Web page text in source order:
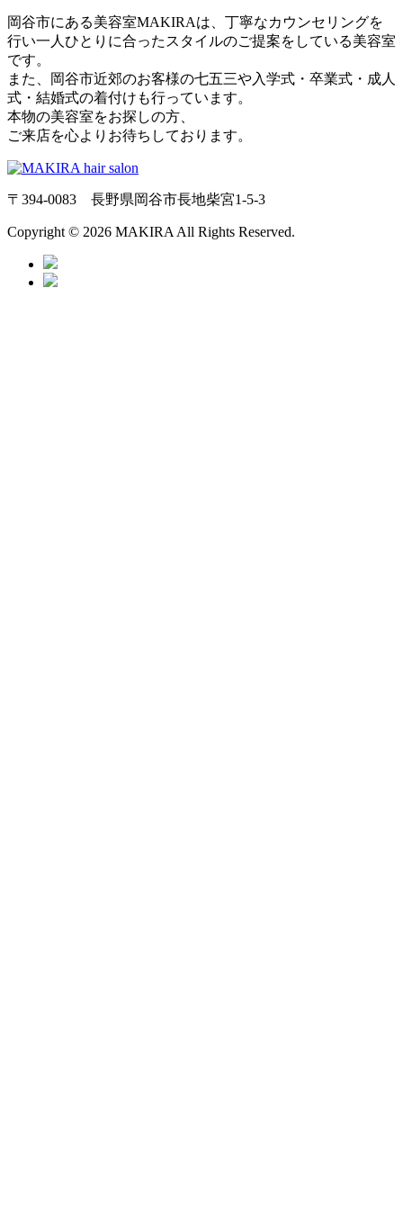
岡谷市にある美容室MAKIRAは、丁寧なカウンセリングを
行い一人ひとりに合ったスタイルのご提案をしている美容室
です。
また、岡谷市近郊のお客様の七五三や入学式・卒業式・成人
式・結婚式の着付けも行っています。
本物の美容室をお探しの方、
ご来店を心よりお待ちしております。
〒394-0083 長野県岡谷市長地柴宮1-5-3
Copyright © 2026 MAKIRA All Rights Reserved.